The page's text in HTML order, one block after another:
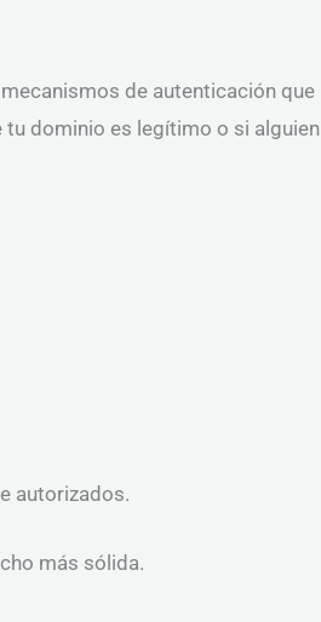
de autenticación que
dominio es legítimo o si alguien
autorizados.
más sólida.